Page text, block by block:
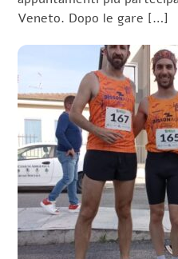
Veneto. Dopo le gare […]